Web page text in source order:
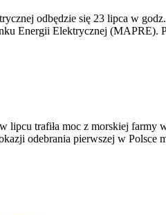
odbędzie się 23 lipca w
Energii Elektrycznej (MAPRE).
lipcu trafiła moc z morskiej
odebrania pierwszej w